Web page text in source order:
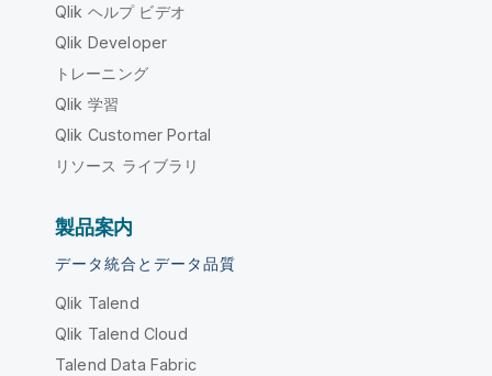
Qlik ヘルプ ビデオ
Qlik Developer
トレーニング
Qlik 学習
Qlik Customer Portal
リソース ライブラリ
製品案内
データ統合とデータ品質
Qlik Talend
Qlik Talend Cloud
Talend Data Fabric